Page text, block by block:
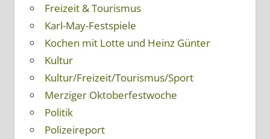
Freizeit & Tourismus
Karl-May-Festspiele
Kochen mit Lotte und Heinz Günter
Kultur
Kultur/Freizeit/Tourismus/Sport
Merziger Oktoberfestwoche
Politik
Polizeireport